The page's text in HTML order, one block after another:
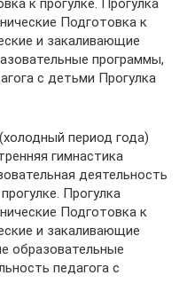
к прогулке. Прогулка
Подготовка к
и закаливающие
программы,
с детьми Прогулка
период года)
гимнастика
деятельность
Прогулка
Подготовка к
и закаливающие
образовательные
педагога с